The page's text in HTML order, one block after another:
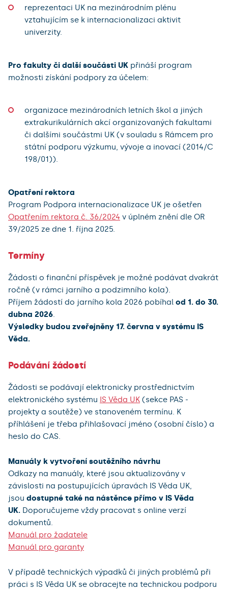
reprezentaci UK na mezinárodním plénu
vztahujícím se k internacionalizaci aktivit
univerzity.
Pro fakulty či další součásti UK přináší program
možnosti získání podpory za účelem:
organizace mezinárodních letních škol a jiných
extrakurikulárních akcí organizovaných fakultami
či dalšími součástmi UK (v souladu s Rámcem pro
státní podporu výzkumu, vývoje a inovací (2014/C
198/01)).
Opatření rektora
Program Podpora internacionalizace UK je ošetřen
Opatřením rektora č. 36/2024 v úplném znění dle OR
39/2025 ze dne 1. října 2025.
Termíny
Žádosti o finanční příspěvek je možné podávat dvakrát
ročně (v rámci jarního a podzimního kola).
Příjem žádostí do jarního kola 2026 pobíhal od 1. do 30.
dubna 2026.
Výsledky budou zveřejněny 17. června v systému IS
Věda.
Podávání žádostí
Žádosti se podávají elektronicky prostřednictvím
elektronického systému IS Věda UK (sekce PAS -
projekty a soutěže) ve stanoveném termínu. K
příhlášení je třeba přihlašovací jméno (osobní číslo) a
heslo do CAS.
Manuály k vytvoření soutěžního návrhu
Odkazy na manuály, které jsou aktualizovány v
závislosti na postupujících úpravách IS Věda UK,
jsou dostupné také na nástěnce přímo v IS Věda
UK. Doporučujeme vždy pracovat s online verzí
dokumentů.
Manuál pro žadatele
Manuál pro garanty
V případě technických výpadků či jiných problémů při
práci s IS Věda UK se obracejte na technickou podporu